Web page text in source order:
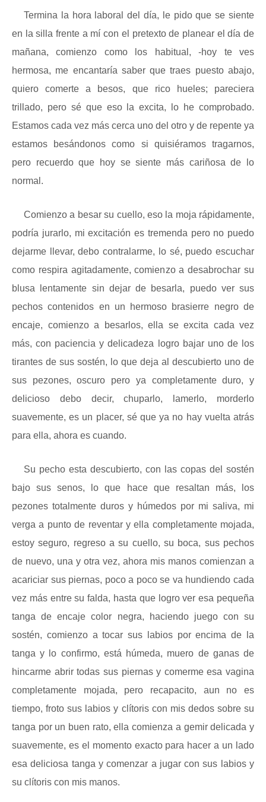
Termina la hora laboral del día, le pido que se siente
en la silla frente a mí con el pretexto de planear el día de
mañana, comienzo como los habitual, -hoy te ves
hermosa, me encantaría saber que traes puesto abajo,
quiero comerte a besos, que rico hueles; pareciera
trillado, pero sé que eso la excita, lo he comprobado.
Estamos cada vez más cerca uno del otro y de repente ya
estamos besándonos como si quisiéramos tragarnos,
pero recuerdo que hoy se siente más cariñosa de lo
normal.
Comienzo a besar su cuello, eso la moja rápidamente,
podría jurarlo, mi excitación es tremenda pero no puedo
dejarme llevar, debo contralarme, lo sé, puedo escuchar
como respira agitadamente, comienzo a desabrochar su
blusa lentamente sin dejar de besarla, puedo ver sus
pechos contenidos en un hermoso brasierre negro de
encaje, comienzo a besarlos, ella se excita cada vez
más, con paciencia y delicadeza logro bajar uno de los
tirantes de sus sostén, lo que deja al descubierto uno de
sus pezones, oscuro pero ya completamente duro, y
delicioso debo decir, chuparlo, lamerlo, morderlo
suavemente, es un placer, sé que ya no hay vuelta atrás
para ella, ahora es cuando.
Su pecho esta descubierto, con las copas del sostén
bajo sus senos, lo que hace que resaltan más, los
pezones totalmente duros y húmedos por mi saliva, mi
verga a punto de reventar y ella completamente mojada,
estoy seguro, regreso a su cuello, su boca, sus pechos
de nuevo, una y otra vez, ahora mis manos comienzan a
acariciar sus piernas, poco a poco se va hundiendo cada
vez más entre su falda, hasta que logro ver esa pequeña
tanga de encaje color negra, haciendo juego con su
sostén, comienzo a tocar sus labios por encima de la
tanga y lo confirmo, está húmeda, muero de ganas de
hincarme abrir todas sus piernas y comerme esa vagina
completamente mojada, pero recapacito, aun no es
tiempo, froto sus labios y clítoris con mis dedos sobre su
tanga por un buen rato, ella comienza a gemir delicada y
suavemente, es el momento exacto para hacer a un lado
esa deliciosa tanga y comenzar a jugar con sus labios y
su clítoris con mis manos.